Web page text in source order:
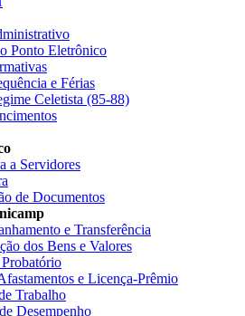
Ponto Eletrônico
e Férias
Celetista (85-88)
a Servidores
de Documentos
e Transferência
dos Bens e Valores
e Licença-Prêmio
Trabalho
Desempenho